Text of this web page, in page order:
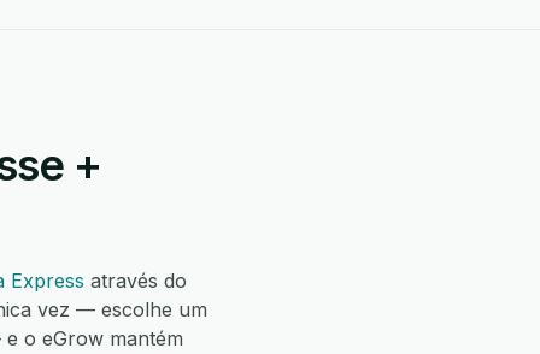
+
Express através do
vez — escolhe um
o eGrow mantém